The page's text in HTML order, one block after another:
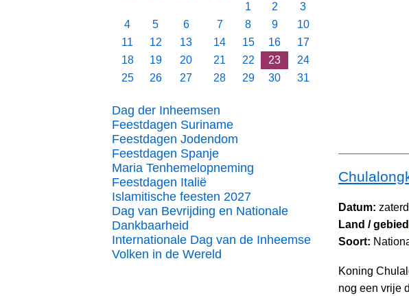
1
2
3
4
5 6 7 8 9
10
11
12 13 14 15 16
17
18
19 20 21 22 23
24
25
26 27 28 29 30 31
Dag der Inheemsen
Feestdagen Suriname
Feestdagen Jodendom
Feestdagen Spanje
Maria Tenhemelopneming
Feestdagen Italië
Islamitische feesten 2027
Dag van Bevrijding en Nationale
Dankbaarheid
Internationale Dag van de Inheemse
Volken in de Wereld
Datum:
Land /
Soort:
Koning
nog een vrije